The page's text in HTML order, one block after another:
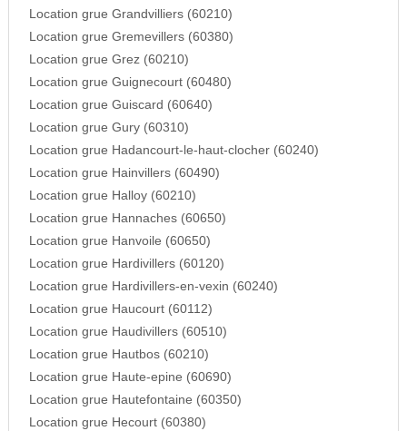
Location grue Grandvilliers (60210)
Location grue Gremevillers (60380)
Location grue Grez (60210)
Location grue Guignecourt (60480)
Location grue Guiscard (60640)
Location grue Gury (60310)
Location grue Hadancourt-le-haut-clocher (60240)
Location grue Hainvillers (60490)
Location grue Halloy (60210)
Location grue Hannaches (60650)
Location grue Hanvoile (60650)
Location grue Hardivillers (60120)
Location grue Hardivillers-en-vexin (60240)
Location grue Haucourt (60112)
Location grue Haudivillers (60510)
Location grue Hautbos (60210)
Location grue Haute-epine (60690)
Location grue Hautefontaine (60350)
Location grue Hecourt (60380)